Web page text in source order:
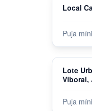
Local
Lote
Viboral,